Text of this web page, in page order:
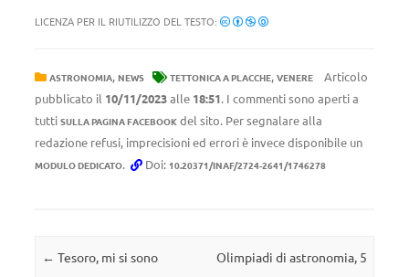
LICENZA PER IL RIUTILIZZO DEL TESTO:
ASTRONOMIA, NEWS TETTONICA A PLACCHE, VENERE
Articolo
pubblicato il 10/11/2023alle 18:51. I commenti sono aperti a
tutti SULLA PAGINA FACEBOOK del sito. Per segnalare alla
redazione refusi, imprecisioni ed errori è invece disponibile un
MODULO DEDICATO. Doi: 10.20371/INAF/2724-2641/1746278
Navigazione articolo
← Tesoro, mi si sono
Olimpiadi di astronomia, 5